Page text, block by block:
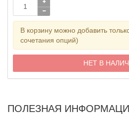
В корзину можно добавить
сочетания опций)
НЕТ В
ПОЛЕЗНАЯ